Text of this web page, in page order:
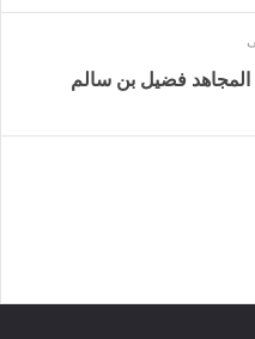
المجاهد فضيل بن سالم